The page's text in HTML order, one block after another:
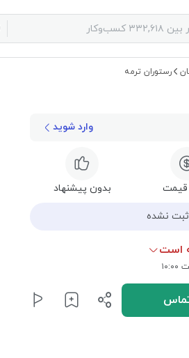
رستوران ترمه
وارد شوید
قیمت بدون پیشنهاد
نشده
است